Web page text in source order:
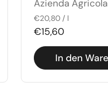
Azienda
€20,80 / l
€15,60
In den